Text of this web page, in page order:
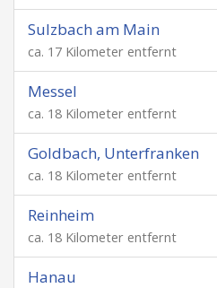
Sulzbach am Main
ca. 17 Kilometer entfernt
Messel
ca. 18 Kilometer entfernt
Goldbach, Unterfranken
ca. 18 Kilometer entfernt
Reinheim
ca. 18 Kilometer entfernt
Hanau